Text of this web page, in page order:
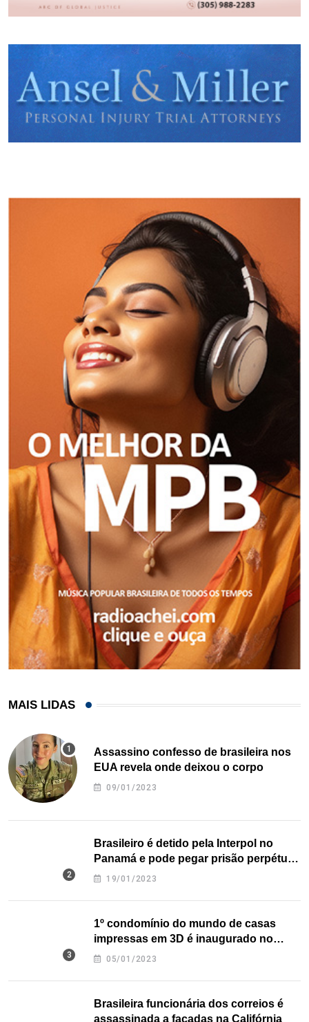
MAIS LIDAS
Assassino confesso de brasileira nos
EUA revela onde deixou o corpo
09/01/2023
Brasileiro é detido pela Interpol no
Panamá e pode pegar prisão perpétua
nos EUA
19/01/2023
1º condomínio do mundo de casas
impressas em 3D é inaugurado no
Texas
05/01/2023
Brasileira funcionária dos correios é
assassinada a facadas na Califórnia